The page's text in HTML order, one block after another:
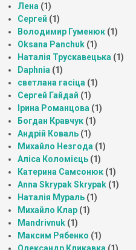
Лена (1)
Сергей (1)
Володимир Гуменюк (1)
Oksana Panchuk (1)
Наталія Трускавецька (1)
Daphnia (1)
светлана гасіца (1)
Сергей Гайдай (1)
Ірина Романцова (1)
Богдан Кравчук (1)
Андрій Коваль (1)
Михайло Незгода (1)
Аліса Коломієць (1)
Катерина Самсонюк (1)
Anna Skrypak Skrypak (1)
Наталія Мураль (1)
Михайло Клар (1)
Mandrivnuk (1)
Максим Рябенко (1)
Олександр Кликавка (1)